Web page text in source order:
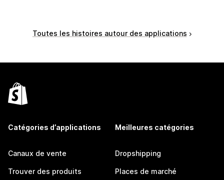
Toutes les histoires autour des applications
Catégories d’applications
Canaux de vente
Trouver des produits
Meilleures catégories
Dropshipping
Places de marché